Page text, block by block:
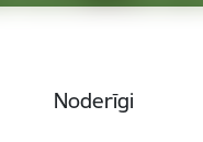
Noderīgi